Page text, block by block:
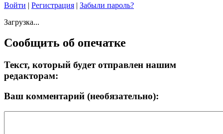
Войти | Регистрация | Забыли пароль?
Загрузка...
Сообщить об опечатке
Текст, который будет отправлен нашим
редакторам:
Ваш комментарий (необязательно):